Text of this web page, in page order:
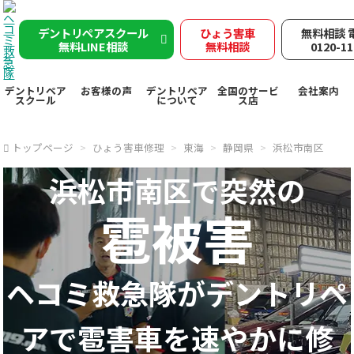
デントリペアスクール
無料LINE相談
ひょう害車
無料相談
無料相談
0120-
デントリペア
スクール
お客様の声 デントリペア
について
全国のサービ
ス店
会社案内
トップページ ひょう害車修理 東海 静岡県 浜松市南区
浜松市南区で突然の
雹被害
ヘコミ救急隊がデントリペ
アで雹害車を速やかに修